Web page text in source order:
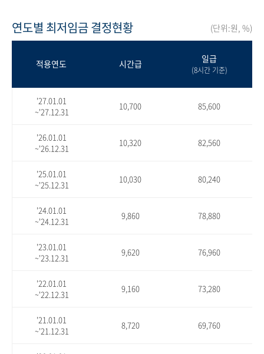
연도별 최저임금 결정현황 (단위:원, %)
적용연도 시간급 일급
(8시간 기준)
'27.01.01
~'27.12.31
10,700 85,600
'26.01.01
~'26.12.31
10,320 82,560
'25.01.01
~'25.12.31
10,030 80,240
'24.01.01
~'24.12.31
9,860 78,880
'23.01.01
~'23.12.31
9,620 76,960
'22.01.01
~'22.12.31
9,160 73,280
'21.01.01
~'21.12.31
8,720 69,760